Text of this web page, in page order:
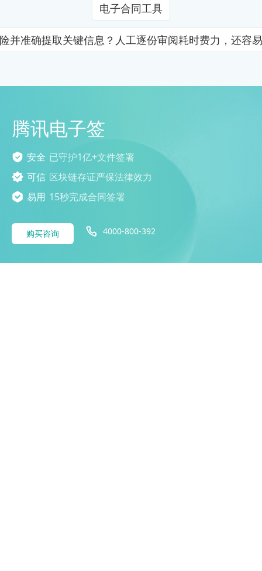
电子合同工具
并准确提取关键信息？人工逐份审阅耗时费力，还容
腾讯电子签
安全 已守护1亿+文件签署
可信 区块链存证严保法律效力
易用 15秒完成合同签署
购买咨询 4000-800-392